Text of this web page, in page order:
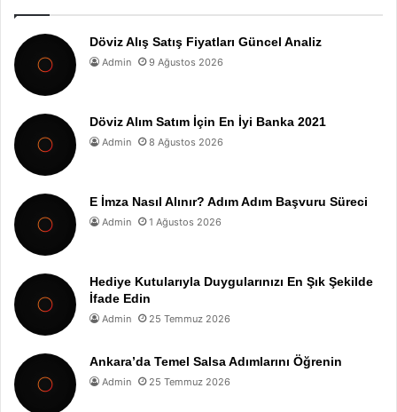
Döviz Alış Satış Fiyatları Güncel Analiz
Admin 9 Ağustos 2026
Döviz Alım Satım İçin En İyi Banka 2021
Admin 8 Ağustos 2026
E İmza Nasıl Alınır? Adım Adım Başvuru Süreci
Admin 1 Ağustos 2026
Hediye Kutularıyla Duygularınızı En Şık Şekilde
İfade Edin
Admin 25 Temmuz 2026
Ankara’da Temel Salsa Adımlarını Öğrenin
Admin 25 Temmuz 2026